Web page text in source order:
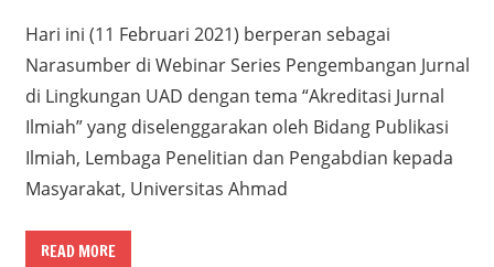
Hari ini (11 Februari 2021) berperan sebagai
Narasumber di Webinar Series Pengembangan Jurnal
di Lingkungan UAD dengan tema “Akreditasi Jurnal
Ilmiah” yang diselenggarakan oleh Bidang Publikasi
Ilmiah, Lembaga Penelitian dan Pengabdian kepada
Masyarakat, Universitas Ahmad
READ MORE